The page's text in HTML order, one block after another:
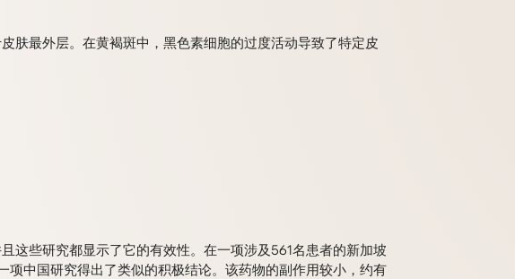
肤最外层。在黄褐斑中，黑色素细胞的过度活动导致了特定皮
这些研究都显示了它的有效性。在一项涉及561名患者的新加坡
中国研究得出了类似的积极结论。该药物的副作用较小，约有